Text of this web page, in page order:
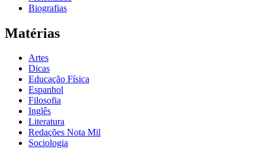
Biografias
Matérias
Artes
Dicas
Educação Física
Espanhol
Filosofia
Inglês
Literatura
Redações Nota Mil
Sociologia